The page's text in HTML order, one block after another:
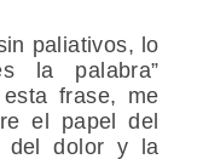
paliativos, lo
la palabra”
frase, me
el papel del
del dolor y la